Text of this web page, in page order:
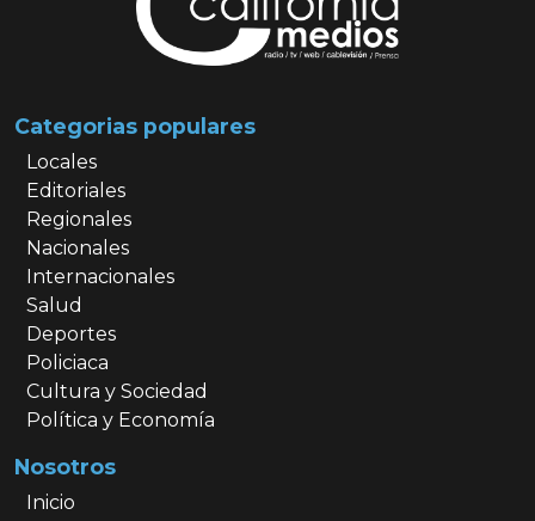
Categorias populares
Locales
Editoriales
Regionales
Nacionales
Internacionales
Salud
Deportes
Policiaca
Cultura y Sociedad
Política y Economía
Nosotros
Inicio